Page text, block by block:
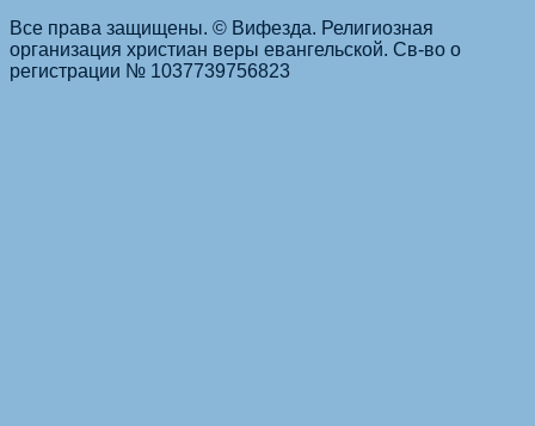
Все права защищены. © Вифезда. Религиозная
организация христиан веры евангельской. Св-во о
регистрации № 1037739756823